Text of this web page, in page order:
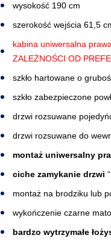
wysokość 190 cm
szerokość wejścia 61,5
kabina uniwersalna
ZALEŻNOŚCI OD
szkło hartowane o
szkło zabezpieczone
drzwi rozsuwane
drzwi rozsuwane do
montaż uniwersalny
ciche zamykanie drzwi
montaż na brodziku lub
wykończenie czarne
bardzo wytrzymałe